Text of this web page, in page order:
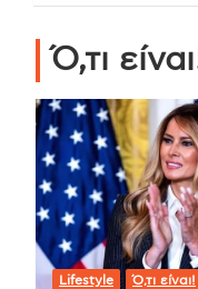
Ό,τι
Lifestyle Ό,τι είναι!